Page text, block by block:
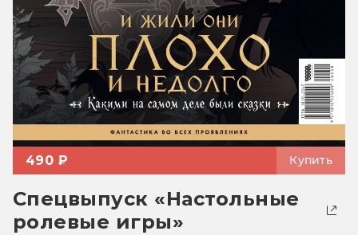
490 ₽ Купить
Спецвыпуск «Настольные
ролевые игры»